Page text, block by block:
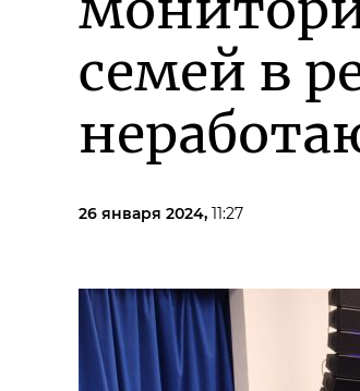
семей в
26 января 2024, 11:27